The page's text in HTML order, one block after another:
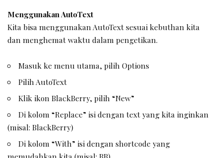
Menggunakan AutoText
Kita bisa menggunakan AutoText sesuai kebuthan kita
dan menghemat waktu dalam pengetikan.
Masuk ke menu utama, pilih Options
Pilih AutoText
Klik ikon BlackBerry, pilih “New”
Di kolom “Replace” isi dengan text yang kita inginkan
(misal: BlackBerry)
Di kolom “With” isi dengan shortcode yang